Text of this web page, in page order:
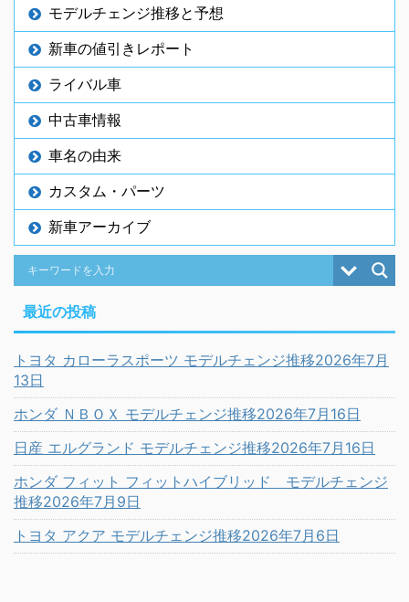
モデルチェンジ推移と予想
新車の値引きレポート
ライバル車
中古車情報
車名の由来
カスタム・パーツ
新車アーカイブ
最近の投稿
トヨタ カローラスポーツ モデルチェンジ推移2026年7月
13日
ホンダ ＮＢＯＸ モデルチェンジ推移2026年7月16日
日産 エルグランド モデルチェンジ推移2026年7月16日
ホンダ フィット フィットハイブリッド モデルチェンジ
推移2026年7月9日
トヨタ アクア モデルチェンジ推移2026年7月6日